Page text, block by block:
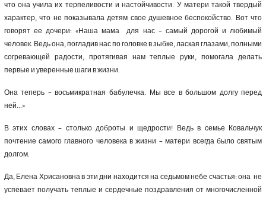
что она учила их терпеливости и настойчивости. У матери такой твердый
характер, что не показывала детям свое душевное беспокойство. Вот что
говорят ее дочери: «Наша мама для нас – самый дорогой и любимый
человек. Ведь она, погладив нас по головке в зыбке, лаская глазами, полными
согревающей радости, протягивая нам теплые руки, помогала делать
первые и уверенные шаги в жизни.
Она теперь – восьмикратная бабулечка. Мы все в большом долгу перед
ней...»
В этих словах – столько доброты и щедрости! Ведь в семье Ковальчук
почтение самого главного человека в жизни – матери всегда было святым
долгом.
Да, Елена Хрисановна в эти дни находится на седьмом небе счастья: она не
успевает получать теплые и сердечные поздравления от многочисленной